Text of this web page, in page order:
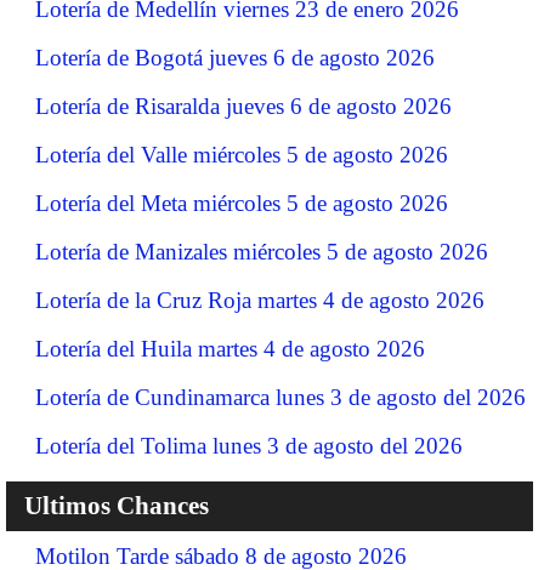
Lotería de Medellín viernes 23 de enero 2026
Lotería de Bogotá jueves 6 de agosto 2026
Lotería de Risaralda jueves 6 de agosto 2026
Lotería del Valle miércoles 5 de agosto 2026
Lotería del Meta miércoles 5 de agosto 2026
Lotería de Manizales miércoles 5 de agosto 2026
Lotería de la Cruz Roja martes 4 de agosto 2026
Lotería del Huila martes 4 de agosto 2026
Lotería de Cundinamarca lunes 3 de agosto del 2026
Lotería del Tolima lunes 3 de agosto del 2026
Ultimos Chances
Motilon Tarde sábado 8 de agosto 2026